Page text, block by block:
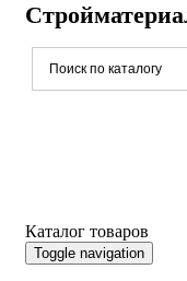
Каталог товаров
Toggle navigation